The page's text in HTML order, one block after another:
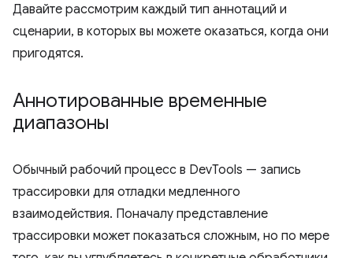
Давайте рассмотрим каждый тип аннотаций и
сценарии, в которых вы можете оказаться, когда они
пригодятся.
Аннотированные временные
диапазоны
Обычный рабочий процесс в DevTools — запись
трассировки для отладки медленного
взаимодействия. Поначалу представление
трассировки может показаться сложным, но по мере